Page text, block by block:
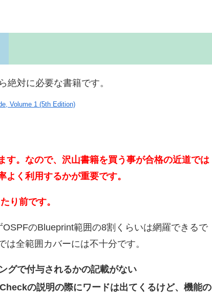
絶対に必要な書籍です。
Volume 1 (5th Edition)
。なので、沢山書籍を買う事が合格の近道では
く利用するかが重要です。
り前です。
のBlueprint範囲の8割くらいは網羅できるで
全範囲カバーには不十分です。
で付与されるかの記載がない
の説明の際にワードは出てくるけど、機能の